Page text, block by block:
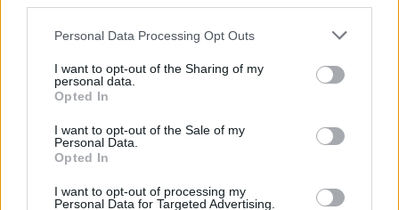
Personal Data Processing Opt Outs
I want to opt-out of the Sharing of my
personal data.
Opted In
I want to opt-out of the Sale of my
Personal Data.
Opted In
I want to opt-out of processing my
Personal Data for Targeted Advertising.
Acquisto diXiaomi Mi 10Tomaggio:
Auricolari Mi True
Wireless Earphones 2S (€ 79,90 – iva inclusa)
sono disponibili sul sitowww.promoxiaomi.it/promo
MONDO3 SU TELEGRAM MONDO3 SU INSTAGRAM
MONDO3 SU FACEBOOK